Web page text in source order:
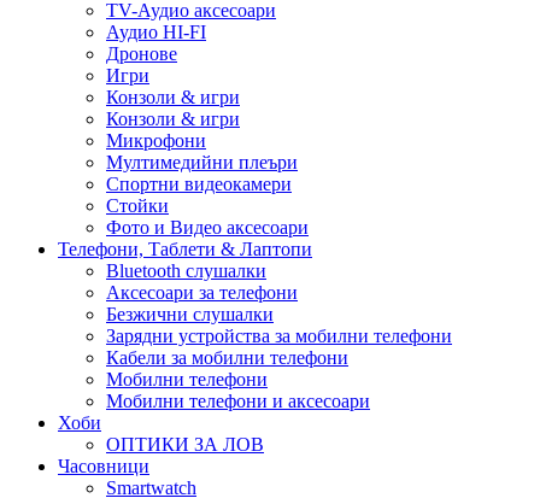
TV-Аудио аксесоари
Аудио HI-FI
Дронове
Игри
Конзоли & игри
Конзоли & игри
Микрофони
Мултимедийни плеъри
Спортни видеокамери
Стойки
Фото и Видео аксесоари
Телефони, Таблети & Лаптопи
Bluetooth слушалки
Аксесоари за телефони
Безжични слушалки
Зарядни устройства за мобилни телефони
Кабели за мобилни телефони
Мобилни телефони
Мобилни телефони и аксесоари
Хоби
ОПТИКИ ЗА ЛОВ
Часовници
Smartwatch